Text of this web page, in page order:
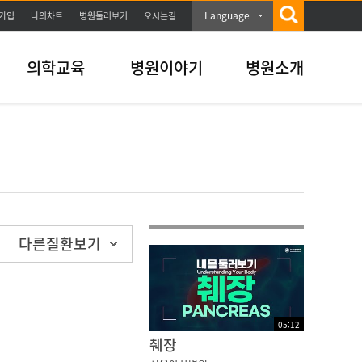
입 나의차트 병원둘러보기 오시는길 Language
의학교육 병원이야기 병원소개
다른질환보기
05:12
췌장